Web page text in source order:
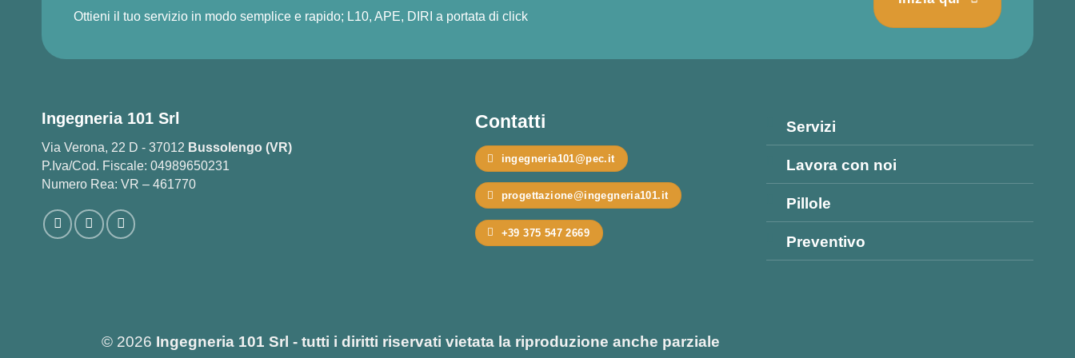
Ottieni il tuo servizio in modo semplice e rapido; L10, APE, DIRI a portata di click
Ingegneria 101 Srl
Via Verona, 22 D - 37012 Bussolengo (VR)
P.Iva/Cod. Fiscale: 04989650231
Numero Rea: VR – 461770
Contatti
ingegneria101@pec.it
progettazione@ingegneria101.it
+39 375 547 2669
Servizi
Lavora con noi
Pillole
Preventivo
© 2026 Ingegneria 101 Srl - tutti i diritti riservati vietata la riproduzione anche parziale